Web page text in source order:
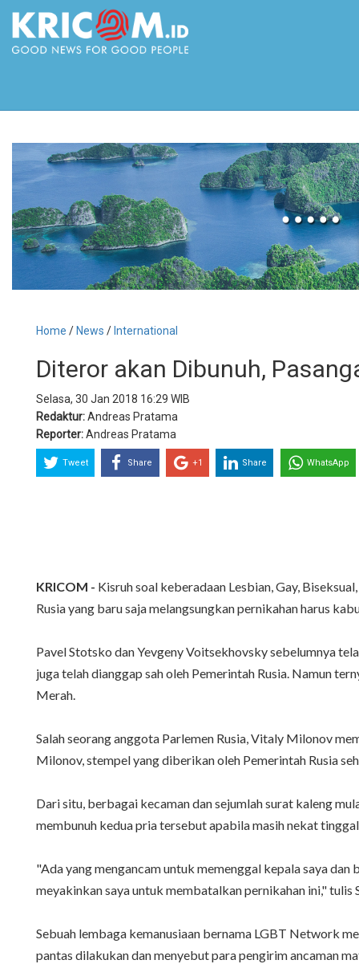
Home / News / International
Diteror akan Dibunuh,
Selasa, 30 Jan 2018 16:29 WIB
Redaktur:Andreas Pratama
Reporter:Andreas Pratama
Tweet Share +1 Share WhatsApp
KRICOM - Kisruh soal keberadaan Lesbian, Gay,
Rusia yang baru saja melangsungkan pernikahan harus
Pavel Stotsko dan Yevgeny Voitsekhovsky sebelumnya
juga telah dianggap sah oleh Pemerintah Rusia. Namun
Merah.
Salah seorang anggota Parlemen Rusia, Vitaly Milonov
Milonov, stempel yang diberikan oleh Pemerintah Rusia
Dari situ, berbagai kecaman dan sejumlah surat kaleng
membunuh kedua pria tersebut apabila masih nekat
"Ada yang mengancam untuk memenggal kepala saya
meyakinkan saya untuk membatalkan pernikahan ini,"
Sebuah lembaga kemanusiaan bernama LGBT Network
pantas dilakukan dan menyebut para pengirim ancaman